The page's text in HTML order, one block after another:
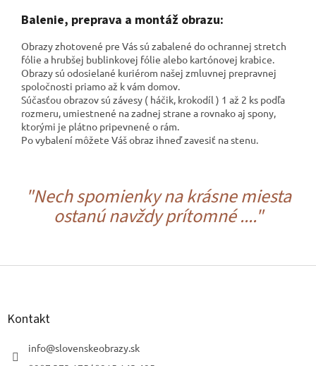
Balenie, preprava a montáž obrazu:
Obrazy zhotovené pre Vás sú zabalené do ochrannej stretch
fólie a hrubšej bublinkovej fólie alebo kartónovej krabice.
Obrazy sú odosielané kuriérom našej zmluvnej prepravnej
spoločnosti priamo až k vám domov.
Súčasťou obrazov sú závesy ( háčik, krokodíl ) 1 až 2 ks podľa
rozmeru, umiestnené na zadnej strane a rovnako aj spony,
ktorými je plátno pripevnené o rám.
Po vybalení môžete Váš obraz ihneď zavesiť na stenu.
"Nech spomienky na krásne miesta
ostanú navždy prítomné ...."
Z
Kontakt
info@slovenskeobrazy.sk